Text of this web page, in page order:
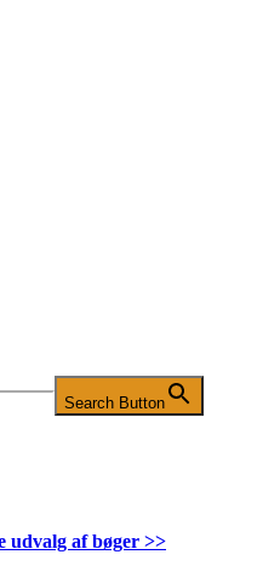
Search Button
udvalg af bøger >>